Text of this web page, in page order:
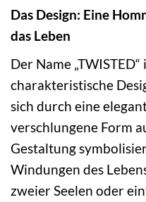
Das Design: Eine
das Leben
Der Name
charakteristische
sich durch eine
verschlungene Form
Gestaltung
Windungen des
zweier Seelen oder